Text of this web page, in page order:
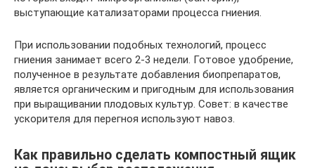
выступающие катализаторами процесса гниения.
При использовании подобных технологий, процесс
гниения занимает всего 2-3 недели. Готовое удобрение,
полученное в результате добавления биопрепаратов,
является органическим и пригодным для использования
при выращивании плодовых культур. Совет: в качестве
ускорителя для перегноя используют навоз.
Как правильно сделать компостный ящик